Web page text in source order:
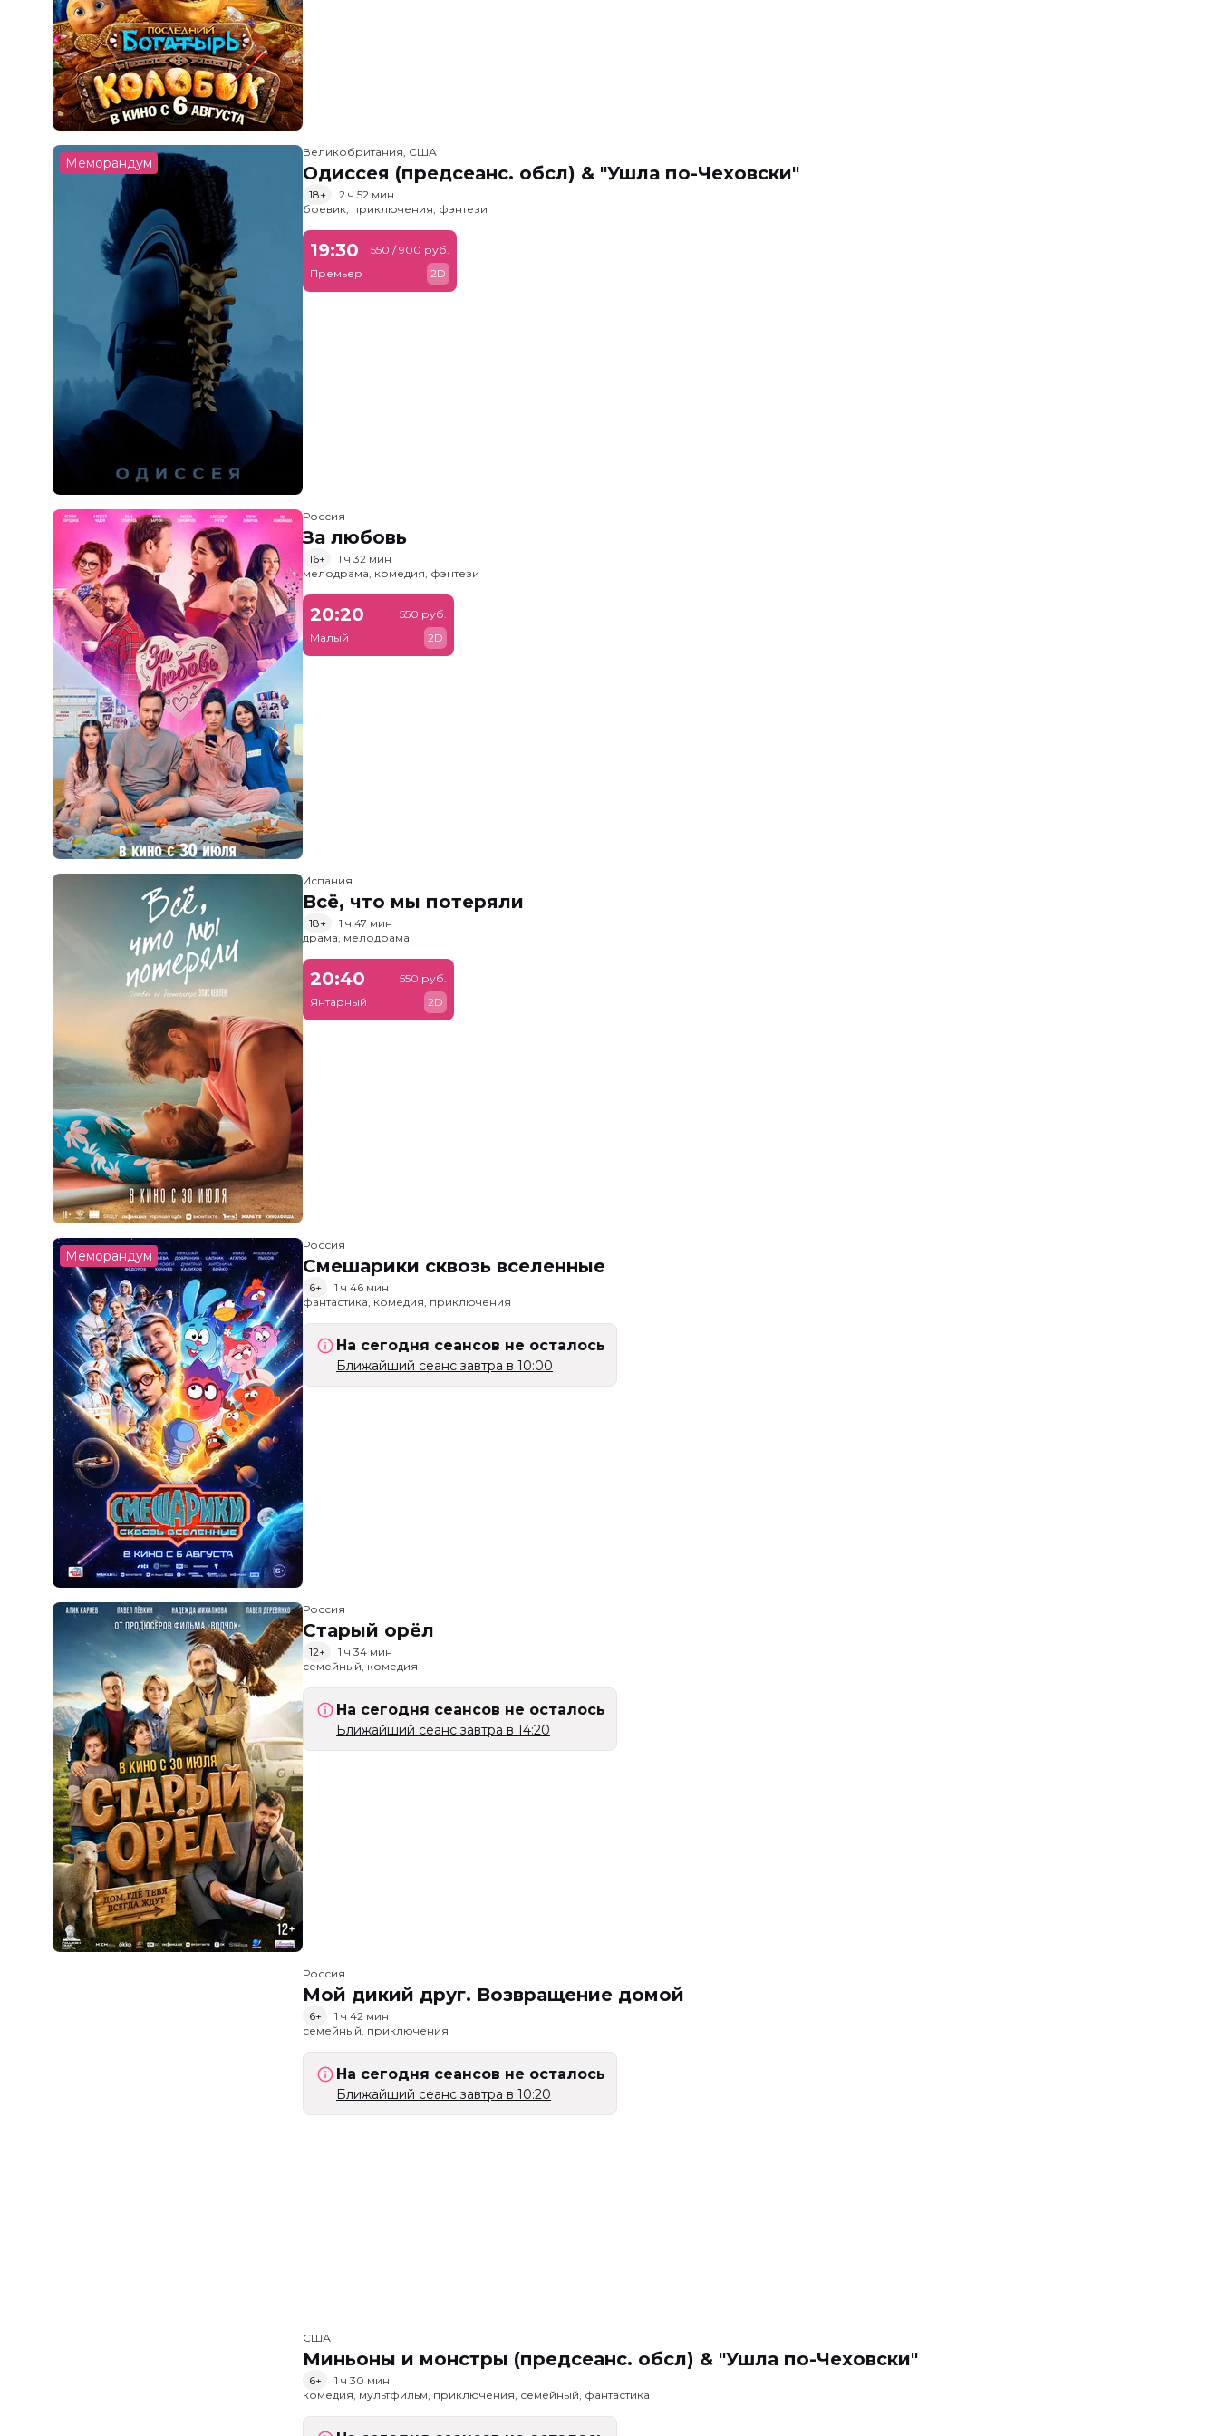
Меморандум
Великобритания, США
Одиссея (предсеанс. обсл) & "Ушла по-Чеховски"
18+
2 ч 52 мин
боевик, приключения, фэнтези
19:30
Премьер
550 / 900 руб.
2D
Россия
За любовь
16+
1 ч 32 мин
мелодрама, комедия, фэнтези
20:20
Малый
550 руб.
2D
Испания
Всё, что мы потеряли
18+
1 ч 47 мин
драма, мелодрама
20:40
Янтарный
550 руб.
2D
Меморандум
Россия
Смешарики сквозь вселенные
6+
1 ч 46 мин
фантастика, комедия, приключения
На сегодня сеансов не осталось
Ближайший сеанс завтра в 10:00
Россия
Старый орёл
12+
1 ч 34 мин
семейный, комедия
На сегодня сеансов не осталось
Ближайший сеанс завтра в 14:20
Россия
Мой дикий друг. Возвращение домой
6+
1 ч 42 мин
семейный, приключения
На сегодня сеансов не осталось
Ближайший сеанс завтра в 10:20
США
Миньоны и монстры (предсеанс. обсл) & "Ушла по-Чеховски"
6+
1 ч 30 мин
комедия, мультфильм, приключения, семейный, фантастика